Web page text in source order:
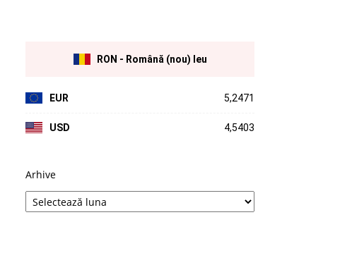
RON - Română (nou) leu
EUR 5,2471
USD 4,5403
Arhive